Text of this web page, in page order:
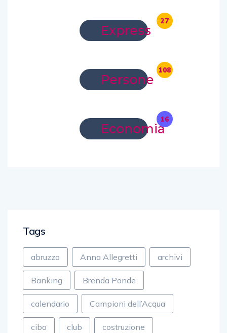
Express
27
Persone
108
Economia
16
Tags
abruzzo Anna Allegretti archivi
Banking Brenda Ponde
calendario Campioni dell’Acqua
cibo club costruzione